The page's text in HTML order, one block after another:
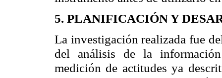
5. PLANIFICACIÓN Y
La investigación realizada fue
del análisis de la
medición de actitudes ya